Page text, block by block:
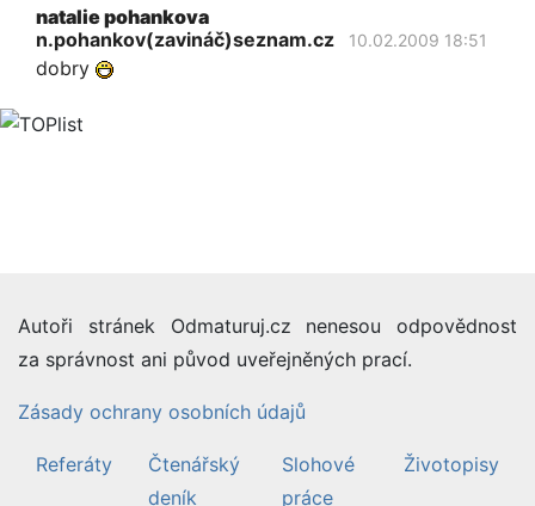
natalie pohankova
n.pohankov(zavináč)seznam.cz
10.02.2009 18:51
dobry
Autoři stránek Odmaturuj.cz nenesou odpovědnost
za správnost ani původ uveřejněných prací.
Zásady ochrany osobních údajů
Referáty
Čtenářský
deník
Slohové
práce
Životopisy